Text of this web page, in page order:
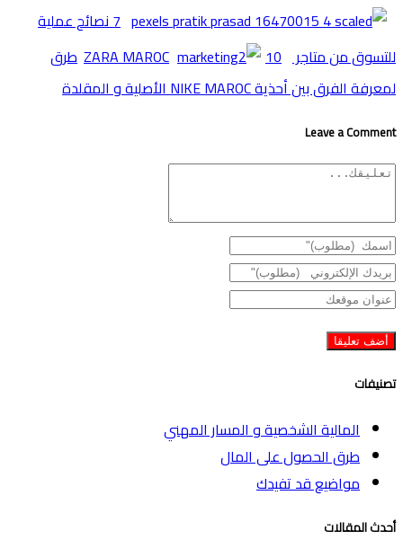
7 نصائح عملية
للتسوق من متاجر ZARA MAROC
10طرق
لمعرفة الفرق بين أحذية NIKE MAROC اﻷصلية و المقلدة
Leave a Comment
تصنيفات
المالية الشخصية و المسار المهني
طرق الحصول على المال
مواضيع قد تفيدك
أحدث المقالات